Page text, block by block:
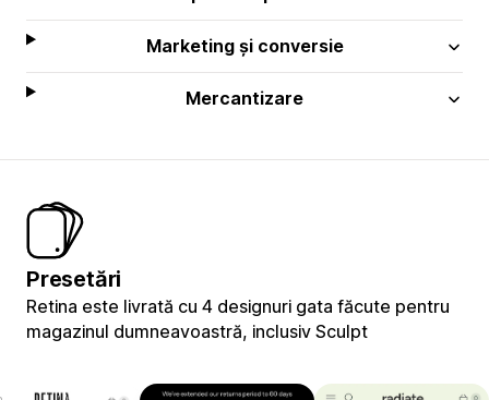
Marketing și conversie
Mercantizare
Presetări
Retina este livrată cu 4 designuri gata făcute pentru
magazinul dumneavoastră, inclusiv Sculpt